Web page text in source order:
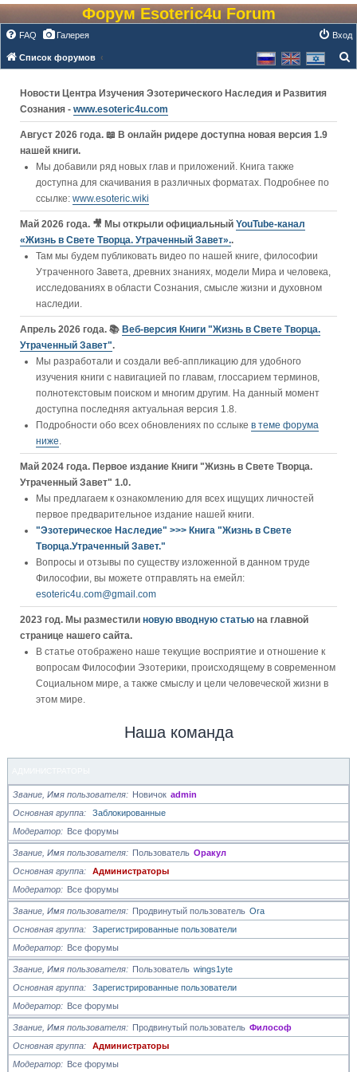
Форум Esoteric4u Forum
FAQ Галерея Вход
Список форумов
Новости Центра Изучения Эзотерического Наследия и Развития
Сознания - www.esoteric4u.com
Август 2026 года. 📖 В онлайн ридере доступна новая версия 1.9
нашей книги.
Мы добавили ряд новых глав и приложений. Книга также
доступна для скачивания в различных форматах. Подробнее по
ссылке: www.esoteric.wiki
Май 2026 года. 🎥 Мы открыли официальный YouTube‑канал
«Жизнь в Свете Творца. Утраченный Завет»..
Там мы будем публиковать видео по нашей книге, философии
Утраченного Завета, древних знаниях, модели Мира и человека,
исследованиях в области Сознания, смысле жизни и духовном
наследии.
Апрель 2026 года. 📚 Веб-версия Книги "Жизнь в Свете Творца.
Утраченный Завет".
Мы разработали и создали веб-аппликацию для удобного
изучения книги c навигацией по главам, глоссарием терминов,
полнотекстовым поиском и многим другим. На данный момент
доступна последняя актуальная версия 1.8.
Подробности обо всех обновлениях по сслыке в теме форума
ниже.
Май 2024 года. Первое издание Книги "Жизнь в Свете Творца.
Утраченный Завет" 1.0.
Мы предлагаем к ознакомлению для всех ищущих личностей
первое предварительное издание нашей книги.
"Эзотерическое Наследие" >>> Книга "Жизнь в Свете
Творца.Утраченный Завет."
Вопросы и отзывы по существу изложенной в данном труде
Философии, вы можете отправлять на емейл:
esoteric4u.com@gmail.com
2023 год. Мы разместили новую вводную статью на главной
странице нашего сайта.
В статье отображено наше текущие восприятие и отношение к
вопросам Философии Эзотерики, происходящему в современном
Социальном мире, а также смыслу и цели человеческой жизни в
этом мире.
Наша команда
Звание, Имя пользователя Новичок admin
Основная группа
Заблокированные
Модератор
Все форумы
Звание, Имя пользователя Пользователь Оракул
Основная группа
Администраторы
Модератор
Все форумы
Звание, Имя пользователя Продвинутый пользователь Ora
Основная группа
Зарегистрированные пользователи
Модератор
Все форумы
Звание, Имя пользователя Пользователь wings1yte
Основная группа
Зарегистрированные пользователи
Модератор
Все форумы
Звание, Имя пользователя Продвинутый пользователь Философ
Основная группа
Администраторы
Модератор
Все форумы